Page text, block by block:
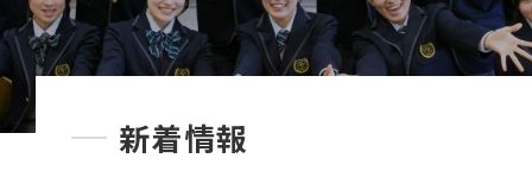
高等学校
高校入試新着情報